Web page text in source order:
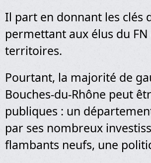
Il part en donnant les clés
permettant aux élus du
territoires.
Pourtant, la majorité de
Bouches-du-Rhône peut
publiques : un
par ses nombreux
flambants neufs, une